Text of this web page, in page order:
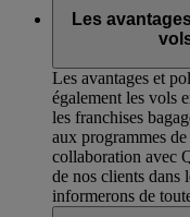
Les
Les avantages et
également les vols
les franchises
aux programmes
collaboration avec
de nos clients dans
informerons de